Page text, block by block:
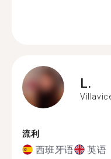
L.
流利
西班牙语 英语